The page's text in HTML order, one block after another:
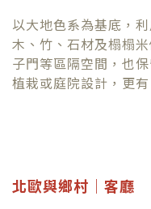
以大地色系為基底，
木、竹、石材及榻榻
子門等區隔空間，也
植栽或庭院設計，更
北歐與鄉村｜客廳